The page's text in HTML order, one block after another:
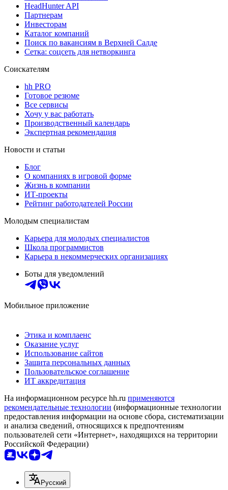
HeadHunter API
Партнерам
Инвесторам
Каталог компаний
Поиск по вакансиям в Верхней Салде
Сетка: соцсеть для нетворкинга
Соискателям
hh PRO
Готовое резюме
Все сервисы
Хочу у вас работать
Производственный календарь
Экспертная рекомендация
Новости и статьи
Блог
О компаниях в игровой форме
Жизнь в компании
ИТ-проекты
Рейтинг работодателей России
Молодым специалистам
Карьера для молодых специалистов
Школа программистов
Карьера в некоммерческих организациях
Боты для уведомлений
Мобильное приложение
Этика и комплаенс
Оказание услуг
Использование сайтов
Защита персональных данных
Пользовательское соглашение
ИТ аккредитация
На информационном ресурсе hh.ru применяются
рекомендательные технологии (информационные технологии
предоставления информации на основе сбора, систематизации
и анализа сведений, относящихся к предпочтениям
пользователей сети «Интернет», находящихся на территории
Российской Федерации)
Русский